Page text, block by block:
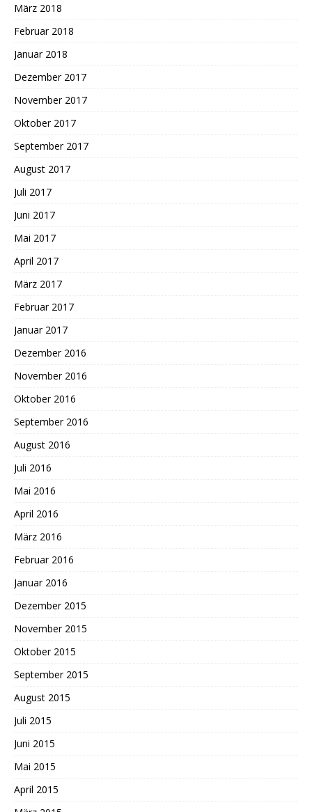
März 2018
Februar 2018
Januar 2018
Dezember 2017
November 2017
Oktober 2017
September 2017
August 2017
Juli 2017
Juni 2017
Mai 2017
April 2017
März 2017
Februar 2017
Januar 2017
Dezember 2016
November 2016
Oktober 2016
September 2016
August 2016
Juli 2016
Mai 2016
April 2016
März 2016
Februar 2016
Januar 2016
Dezember 2015
November 2015
Oktober 2015
September 2015
August 2015
Juli 2015
Juni 2015
Mai 2015
April 2015